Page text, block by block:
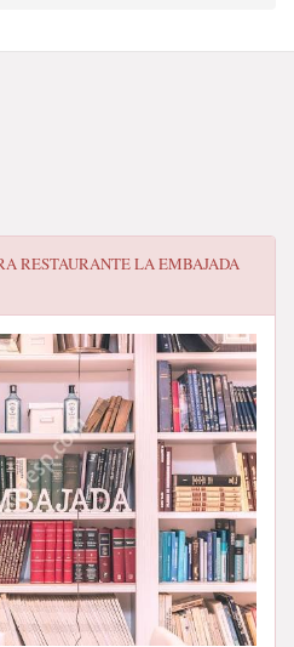
RESTAURANTE LA EMBAJADA